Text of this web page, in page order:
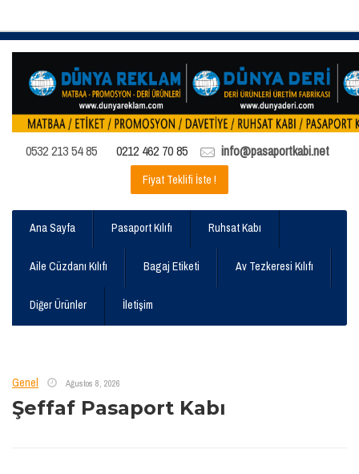
0532 213 54 85 0212 462 70 85 info@pasaportkabi.net
Fiyat Teklifi İste !
Ana Sayfa Pasaport Kılıfı Ruhsat Kabı
Aile Cüzdanı Kılıfı Bagaj Etiketi Av Tezkeresi Kılıfı
Diğer Ürünler İletişim
Genel Ağustos 8, 2026
Şeffaf Pasaport Kabı